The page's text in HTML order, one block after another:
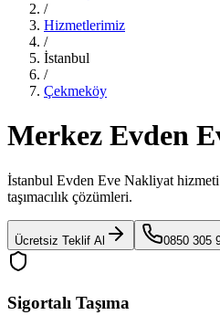
/
Hizmetlerimiz
/
İstanbul
/
Çekmeköy
Merkez Evden
İstanbul Evden Eve Nakliyat
taşımacılık çözümleri.
Ücretsiz Teklif Al 0850 305
Sigortalı Taşıma